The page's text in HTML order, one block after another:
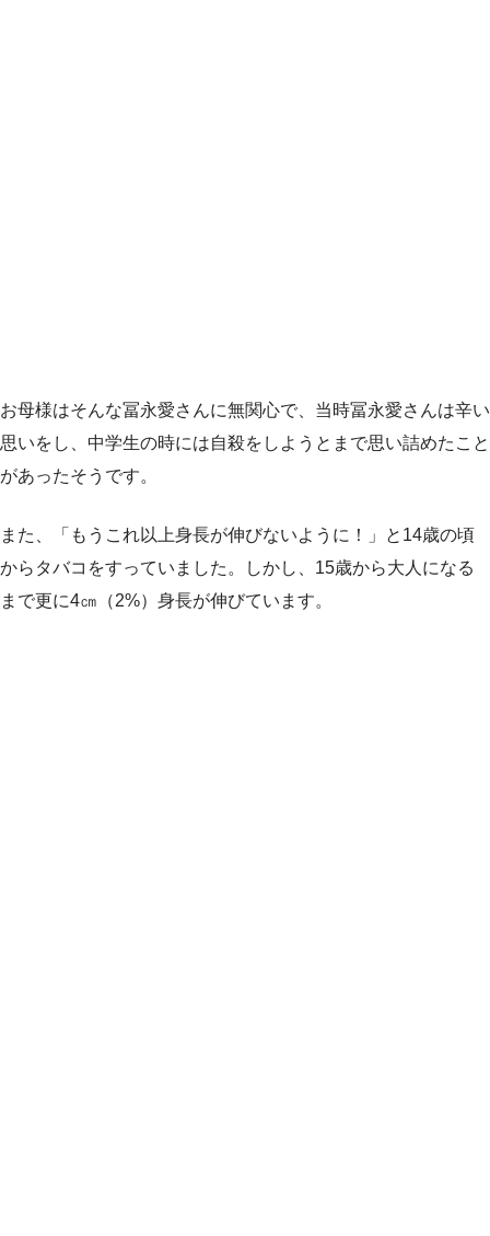
お母様はそんな冨永愛さんに無関心で、当時冨永愛さんは辛い
思いをし、中学生の時には自殺をしようとまで思い詰めたこと
があったそうです。
また、「もうこれ以上身長が伸びないように！」と14歳の頃
からタバコをすっていました。しかし、15歳から大人になる
まで更に4㎝（2%）身長が伸びています。